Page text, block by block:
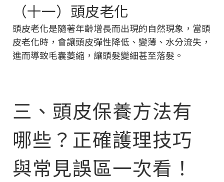
（十一）頭皮老化
頭皮老化是隨著年齡增長而出現的自然現象，當頭
皮老化時，會讓頭皮彈性降低、變薄、水分流失，
進而導致毛囊萎縮，讓頭髮變細甚至落髮。
三、頭皮保養方法有
哪些？正確護理技巧
與常見誤區一次看！